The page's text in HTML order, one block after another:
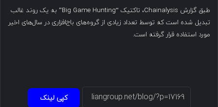
طبق گزارش Chainalysis، تاکتیک “Big Game Hunting” به یک روند غالب
تبدیل شده است که توسط تعداد زیادی از گروه‌های باج‌افزاری در سال‌های اخیر
مورد استفاده قرار گرفته است.
کپی لینک